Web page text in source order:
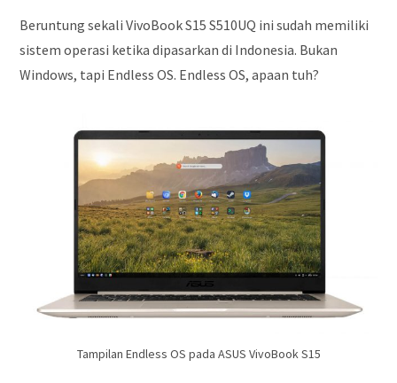
Beruntung sekali VivoBook S15 S510UQ ini sudah memiliki
sistem operasi ketika dipasarkan di Indonesia. Bukan
Windows, tapi Endless OS. Endless OS, apaan tuh?
Tampilan Endless OS pada ASUS VivoBook S15